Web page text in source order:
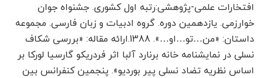
افتخارات علمی-پژوهشی:رتبه اول کشوری. جشنواه جوان
خوارزمی. یازدهمین دوره. گروه ادبیات و زبان فارسی. مجموعه
داستان: «من…تو…او…». 1388.ارائه مقاله: «بررسی شکاف
نسلی در نمایشنامه خانه برنارد آلبا اثر فردریکو گارسیا لورکا بر
اساس نظریه تضاد نسلی پیر بوردیو». پنجمین کنفرانس بین